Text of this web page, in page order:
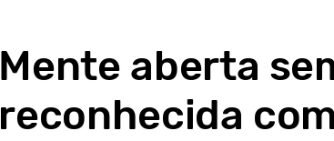
Mente aberta
reconhecida